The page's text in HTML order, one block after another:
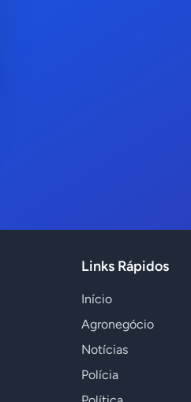
Links Rápidos
Início
Agronegócio
Notícias
Polícia